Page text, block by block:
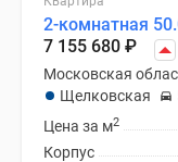
2-комнатная
7 155 680 ₽
Московская
Щелковская
Цена за м2
Корпус